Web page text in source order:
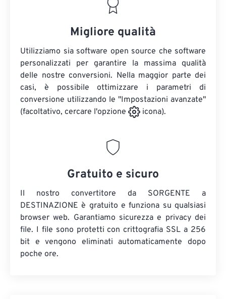
Migliore qualità
Utilizziamo sia software open source che software
personalizzati per garantire la massima qualità
delle nostre conversioni. Nella maggior parte dei
casi, è possibile ottimizzare i parametri di
conversione utilizzando le "Impostazioni avanzate"
(facoltativo, cercare l'opzione
icona).
Gratuito e sicuro
Il nostro convertitore da SORGENTE a
DESTINAZIONE è gratuito e funziona su qualsiasi
browser web. Garantiamo sicurezza e privacy dei
file. I file sono protetti con crittografia SSL a 256
bit e vengono eliminati automaticamente dopo
poche ore.